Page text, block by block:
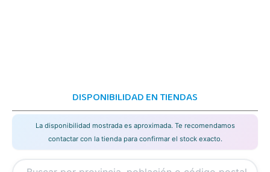
DISPONIBILIDAD EN TIENDAS
La disponibilidad mostrada es aproximada. Te recomendamos
contactar con la tienda para confirmar el stock exacto.